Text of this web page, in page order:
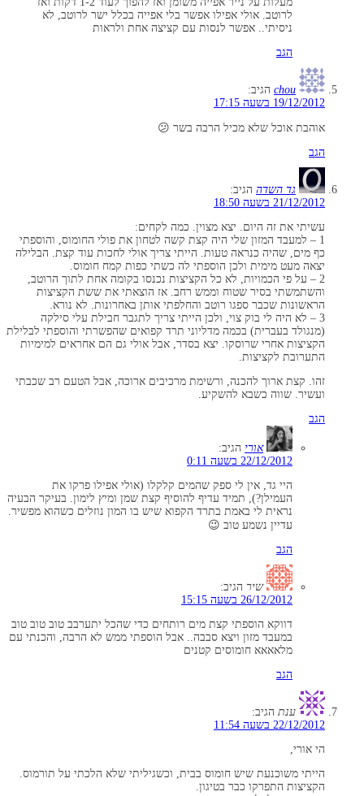
לרוטב. אולי אפילו אפשר בלי אפייה בכלל ישר לרוטב, לא
ניסיתי.. אפשר לנסות עם קציצה אחת ולראות
הגב
chou הגיב:
19/12/2012 בשעה 17:15
אוהבת אוכל שלא מכיל הרבה בשר 😕
הגב
גד השדה הגיב:
21/12/2012 בשעה 18:50
עשיתי את זה היום. יצא מצוין. כמה לקחים:
1 – למעבד המזון שלי היה קצת קשה לטחון את פולי החומוס, והוספתי
כף מים, שהיה כנראה טעות. הייתי צריך אולי לחכות עוד קצת. הבלילה
יצאה מעט מימית ולכן הוספתי לה כשתי כפות קמח חומוס.
2 – על פי הכמויות, לא כל הקציצות נכנסו בקומה אחת לתוך הרוטב,
והשתמשתי בסיר שטוח וממש רחב. אז הוצאתי את ששת הקציצות
הראשונות שכבר ספגו רוטב והחלפתי אותן באחרונות. לא נורא.
3 – לא היה לי בוק צוי, ולכן הייתי צריך לתגבר חבילת עלי סילקה
(מנגולד בעברית) בכמה מדליוני תרד קפואים שהפשרתי והוספתי לבלילת
הקציצות אחרי שרוסקו. יצא בסדר, אבל אולי גם הם אחראים למימיות
התערובת לקציצות.
זהו. קצת ארוך להכנה, ורשימת מרכיבים ארוכה, אבל הטעם רב שכבתי
ועשיר. שווה כשבא להשקיע.
הגב
אורי הגיב:
22/12/2012 בשעה 0:11
היי גד, אין לי ספק שהמים קלקלו (אולי אפילו פרקו את
העמילן?), תמיד עדיף להוסיף קצת שמן ומיץ לימון. בעיקר הבעיה
נראית לי באמת בתרד הקפוא שיש בו המון נוזלים כשהוא מפשיר.
עדיין נשמע טוב 😉
הגב
שיר הגיב:
26/12/2012 בשעה 15:15
דווקא הוספתי קצת מים רותחים כדי שהכל יתערבב טוב טוב טוב
במעבד מזון ויצא סבבה.. אבל הוספתי ממש לא הרבה, והכנתי עם
מלאאאא חומוסים קטנים
הגב
ענת הגיב:
22/12/2012 בשעה 11:54
הי אורי,
הייתי משוכנעת שיש חומוס בבית, וכשגיליתי שלא הלכתי על תורמוס.
הקציצות התפרקו כבר בטיגון.